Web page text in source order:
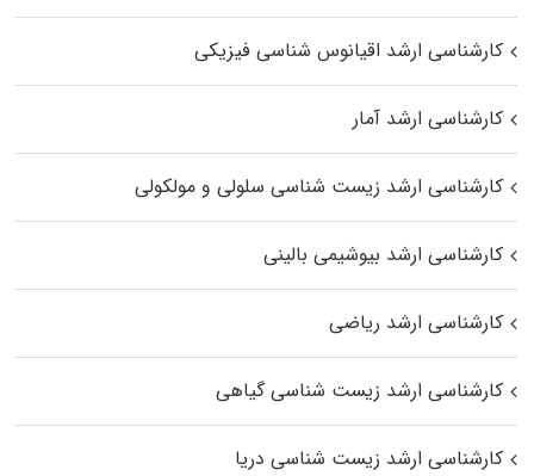
کارشناسی ارشد اقیانوس‌ شناسی فیزیکی
کارشناسی ارشد آمار
کارشناسی ارشد زیست شناسی سلولی و مولکولی
کارشناسی ارشد بیوشیمی بالینی
کارشناسی ارشد ریاضی
کارشناسی ارشد زیست‌ شناسی گیاهی
کارشناسی ارشد زیست‌ شناسی دریا